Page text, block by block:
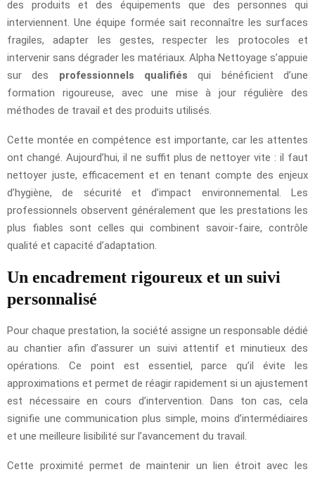
des produits et des équipements que des personnes qui
interviennent. Une équipe formée sait reconnaître les surfaces
fragiles, adapter les gestes, respecter les protocoles et
intervenir sans dégrader les matériaux. Alpha Nettoyage s’appuie
sur des professionnels qualifiés qui bénéficient d’une
formation rigoureuse, avec une mise à jour régulière des
méthodes de travail et des produits utilisés.
Cette montée en compétence est importante, car les attentes
ont changé. Aujourd’hui, il ne suffit plus de nettoyer vite : il faut
nettoyer juste, efficacement et en tenant compte des enjeux
d’hygiène, de sécurité et d’impact environnemental. Les
professionnels observent généralement que les prestations les
plus fiables sont celles qui combinent savoir-faire, contrôle
qualité et capacité d’adaptation.
Un encadrement rigoureux et un suivi
personnalisé
Pour chaque prestation, la société assigne un responsable dédié
au chantier afin d’assurer un suivi attentif et minutieux des
opérations. Ce point est essentiel, parce qu’il évite les
approximations et permet de réagir rapidement si un ajustement
est nécessaire en cours d’intervention. Dans ton cas, cela
signifie une communication plus simple, moins d’intermédiaires
et une meilleure lisibilité sur l’avancement du travail.
Cette proximité permet de maintenir un lien étroit avec les